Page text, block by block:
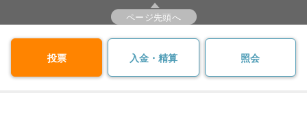
ページ先頭へ
投票 入金・精算 照会